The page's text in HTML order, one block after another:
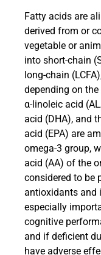
Fatty acids are
derived from or
vegetable or
into short-chain
long-chain
depending on
α-linoleic acid
acid (DHA), and
acid (EPA) are
omega-3 group,
acid (AA) of the
considered to be
antioxidants and
especially
cognitive
and if deficient
have adverse